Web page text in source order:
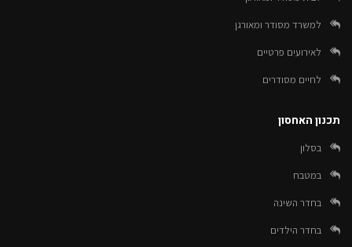
למשרד מסודר ומאורגן
לאירועים פרטיים
לחיים מסודרים
תכנון האחסון
בסלון
במטבח
בחדר השינה
בחדר הילדים